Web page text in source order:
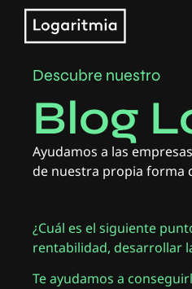
Descubre nuestro
Blog
Ayudamos a las
de nuestra propia forma
¿Cuál es el siguiente
rentabilidad, desarrollar
Te ayudamos a